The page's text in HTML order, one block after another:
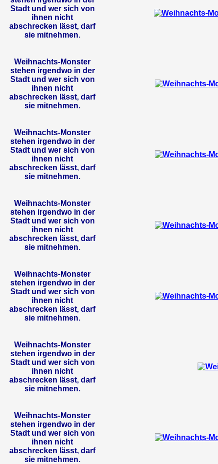
Stadt und wer sich von
ihnen nicht
abschrecken lässt, darf
sie mitnehmen.
Weihnachts-Monster
stehen irgendwo in der
Stadt und wer sich von
ihnen nicht
abschrecken lässt, darf
sie mitnehmen.
Weihnachts-Monster
stehen irgendwo in der
Stadt und wer sich von
ihnen nicht
abschrecken lässt, darf
sie mitnehmen.
Weihnachts-Monster
stehen irgendwo in der
Stadt und wer sich von
ihnen nicht
abschrecken lässt, darf
sie mitnehmen.
Weihnachts-Monster
stehen irgendwo in der
Stadt und wer sich von
ihnen nicht
abschrecken lässt, darf
sie mitnehmen.
Weihnachts-Monster
stehen irgendwo in der
Stadt und wer sich von
ihnen nicht
abschrecken lässt, darf
sie mitnehmen.
Weihnachts-Monster
stehen irgendwo in der
Stadt und wer sich von
ihnen nicht
abschrecken lässt, darf
sie mitnehmen.